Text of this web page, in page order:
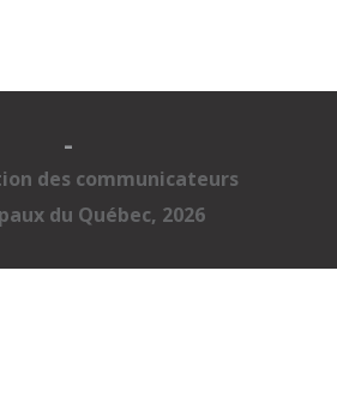
-
des communicateurs
du Québec, 2026